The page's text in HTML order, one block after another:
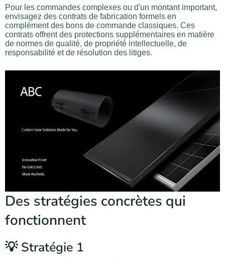
Pour les commandes complexes ou d'un montant important,
envisagez des contrats de fabrication formels en
complément des bons de commande classiques. Ces
contrats offrent des protections supplémentaires en matière
de normes de qualité, de propriété intellectuelle, de
responsabilité et de résolution des litiges.
Des stratégies concrètes qui
fonctionnent
💡 Stratégie 1